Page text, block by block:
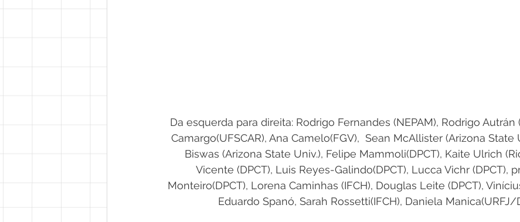
Da esquerda para direita: Rodrigo Fernandes (NEPAM), Rodrigo Autrán
Camargo(UFSCAR), Ana Camelo(FGV),  Sean McAllister (Arizona State
Biswas (Arizona State Univ.), Felipe Mammoli(DPCT), Kaite Ulrich
Vicente (DPCT), Luis Reyes-Galindo(DPCT), Lucca Vichr (DPCT),
Monteiro(DPCT), Lorena Caminhas (IFCH), Douglas Leite (DPCT),
Eduardo Spanó, Sarah Rossetti(IFCH), Daniela Manica(URFJ/